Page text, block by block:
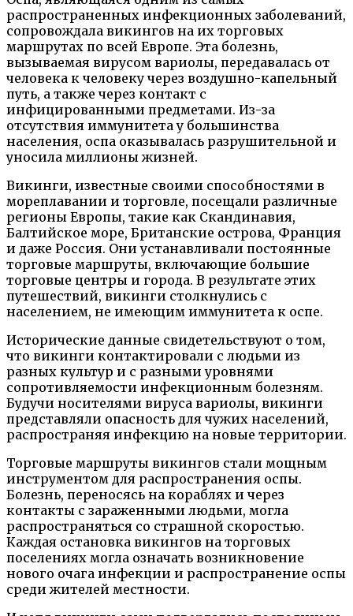
распространенных инфекционных заболеваний,
сопровождала викингов на их торговых
маршрутах по всей Европе. Эта болезнь,
вызываемая вирусом вариолы, передавалась от
человека к человеку через воздушно-капельный
путь, а также через контакт с
инфицированными предметами. Из-за
отсутствия иммунитета у большинства
населения, оспа оказывалась разрушительной и
уносила миллионы жизней.
Викинги, известные своими способностями в
мореплавании и торговле, посещали различные
регионы Европы, такие как Скандинавия,
Балтийское море, Британские острова, Франция
и даже Россия. Они устанавливали постоянные
торговые маршруты, включающие большие
торговые центры и города. В результате этих
путешествий, викинги столкнулись с
населением, не имеющим иммунитета к оспе.
Исторические данные свидетельствуют о том,
что викинги контактировали с людьми из
разных культур и с разными уровнями
сопротивляемости инфекционным болезням.
Будучи носителями вируса вариолы, викинги
представляли опасность для чужих населений,
распространяя инфекцию на новые территории.
Торговые маршруты викингов стали мощным
инструментом для распространения оспы.
Болезнь, переносясь на кораблях и через
контакты с зараженными людьми, могла
распространяться со страшной скоростью.
Каждая остановка викингов на торговых
поселениях могла означать возникновение
нового очага инфекции и распространение оспы
среди жителей местности.